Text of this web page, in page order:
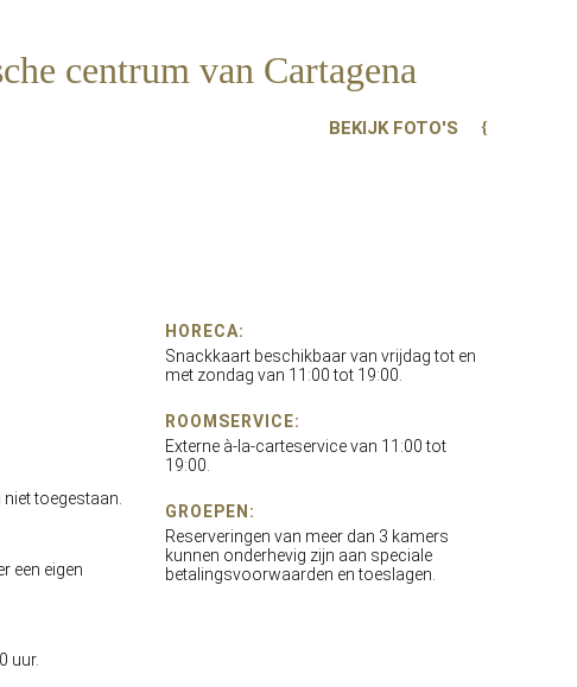
centrum van Cartagena
BEKIJK FOTO'S
toegestaan.
een eigen
uur.
HORECA:
Snackkaart beschikbaar van vrijdag tot en
met zondag van 11:00 tot 19:00.
ROOMSERVICE:
Externe à-la-carteservice van 11:00 tot
19:00.
GROEPEN:
Reserveringen van meer dan 3 kamers
kunnen onderhevig zijn aan speciale
betalingsvoorwaarden en toeslagen.